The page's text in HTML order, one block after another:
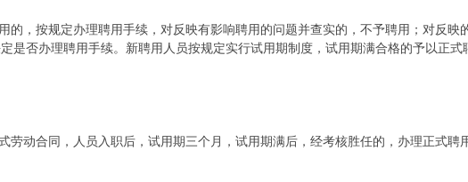
的，按规定办理聘用手续，对反映有影响聘用的问题并查实的，不予聘用；对反映
是否办理聘用手续。新聘用人员按规定实行试用期制度，试用期满合格的予以正式
劳动合同，人员入职后，试用期三个月，试用期满后，经考核胜任的，办理正式聘